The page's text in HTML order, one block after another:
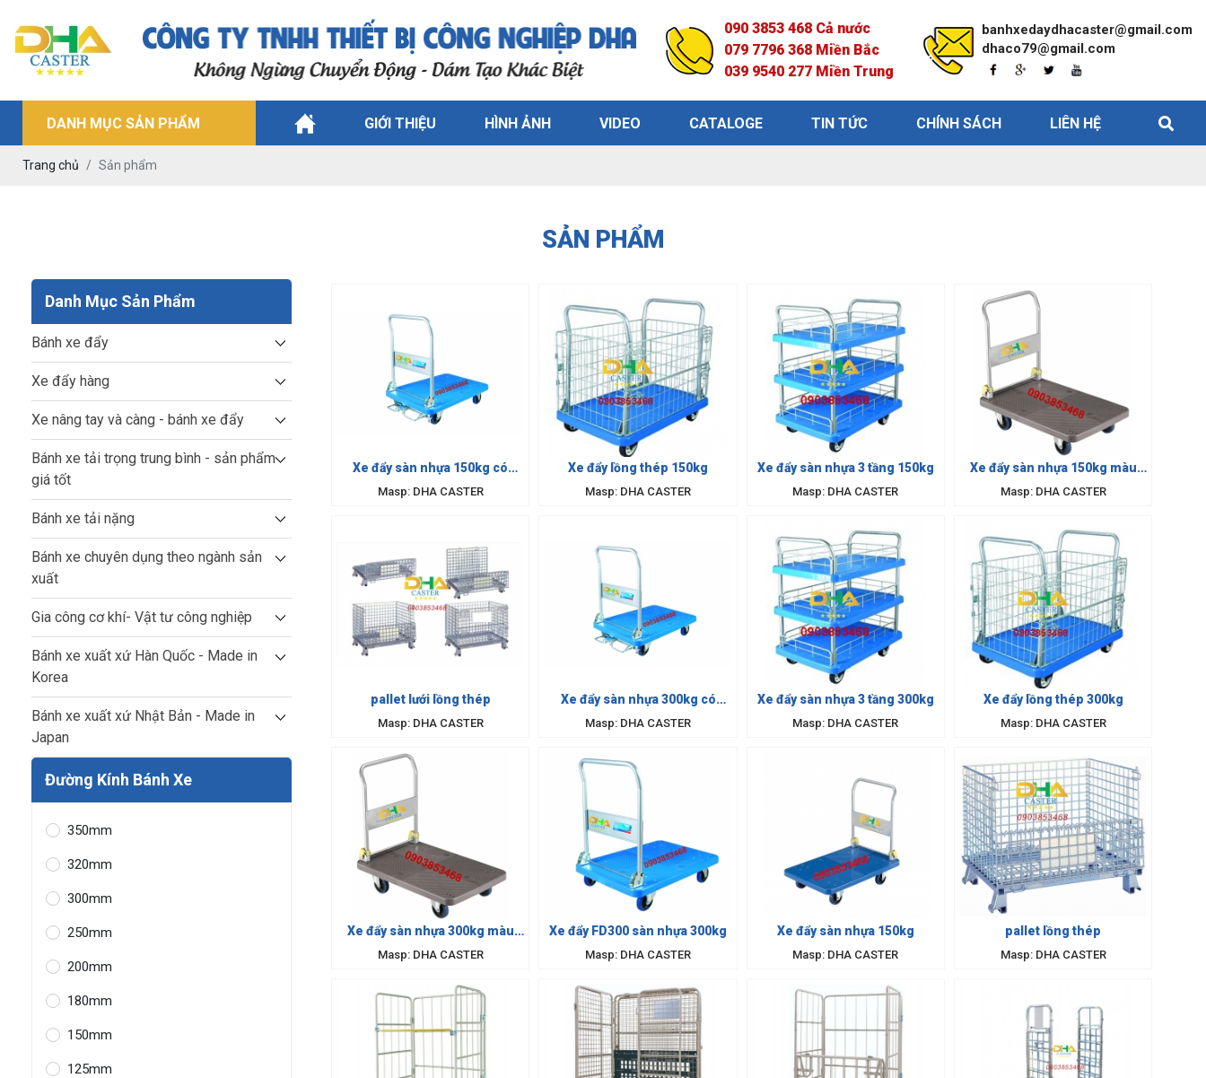
090 3853 468 Cả nước
079 7796 368 Miền Bắc
039 9540 277 Miền Trung
banhxedaydhacaster@gmail.com
dhaco79@gmail.com
DANH MỤC SẢN PHẨM GIỚI THIỆU HÌNH ẢNH VIDEO CATALOGE TIN TỨC CHÍNH SÁCH LIÊN HỆ
Trang chủ Sản phẩm
SẢN PHẨM
Danh Mục Sản Phẩm
Bánh xe đẩy
Xe đẩy hàng
Xe nâng tay và càng - bánh xe đẩy
Bánh xe tải trọng trung bình - sản phẩm
giá tốt
Bánh xe tải nặng
Bánh xe chuyên dụng theo ngành sản
xuất
Gia công cơ khí- Vật tư công nghiệp
Bánh xe xuất xứ Hàn Quốc - Made in
Korea
Bánh xe xuất xứ Nhật Bản - Made in
Japan
Đường Kính Bánh Xe
350mm
320mm
300mm
250mm
200mm
180mm
150mm
125mm
Xe đẩy sàn nhựa 150kg có
Masp: DHA CASTER
Xe đẩy lồng thép 150kg
Masp: DHA CASTER
Xe đẩy sàn nhựa 3 tầng 150kg
Masp: DHA CASTER
Xe đẩy sàn nhựa 150kg màu
Masp: DHA CASTER
pallet lưới lồng thép
Masp: DHA CASTER
Xe đẩy sàn nhựa 300kg có
Masp: DHA CASTER
Xe đẩy sàn nhựa 3 tầng 300kg
Masp: DHA CASTER
Xe đẩy lồng thép 300kg
Masp: DHA CASTER
Xe đẩy sàn nhựa 300kg màu
Masp: DHA CASTER
Xe đẩy FD300 sàn nhựa 300kg
Masp: DHA CASTER
Xe đẩy sàn nhựa 150kg
Masp: DHA CASTER
pallet lồng thép
Masp: DHA CASTER